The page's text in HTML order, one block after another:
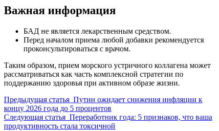
Важная информация
БАД не является лекарственным средством.
Перед началом приема любой добавки рекомендуется
проконсультироваться с врачом.
Таким образом, прием морского устричного коллагена может
рассматриваться как часть комплексной стратегии по
поддержанию здоровья при активном образе жизни.
Предыдущая статья Путин ожидает снижения инфляции к
концу 2026 года до 5 процентов
Следующая статья Переработник года: 5 признаков, что ваша
продуктивность стала токсичной